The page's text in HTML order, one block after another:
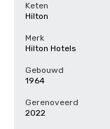
Keten
Hilton
Merk
Hilton Hotels
Gebouwd
1964
Gerenoveerd
2022